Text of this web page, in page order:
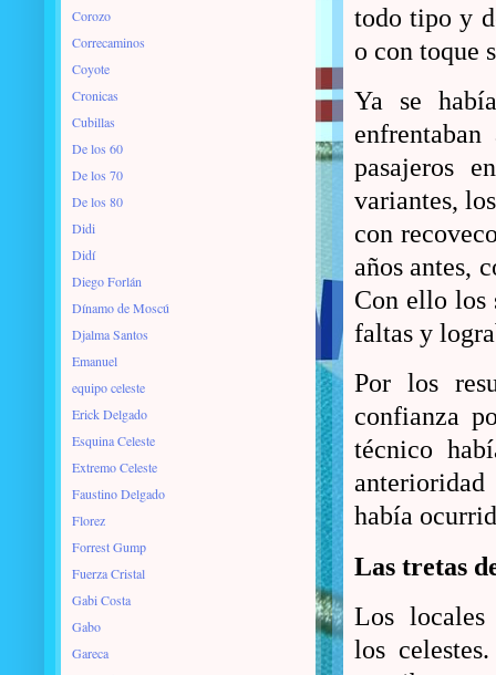
todo tipo y
o con toque
Ya se
pasajeros
variantes,
con
años antes,
Con ello los
faltas y
Por los
confianza
técnico
había
Las tretas
Los
los
Corozo
Correcaminos
Coyote
Cronicas
Cubillas
De los 60
De los 70
De los 80
Didi
Didí
Diego Forlán
Dínamo de Moscú
Djalma Santos
Emanuel
equipo celeste
Erick Delgado
Esquina Celeste
Extremo Celeste
Faustino Delgado
Florez
Forrest Gump
Fuerza Cristal
Gabi Costa
Gabo
Gareca